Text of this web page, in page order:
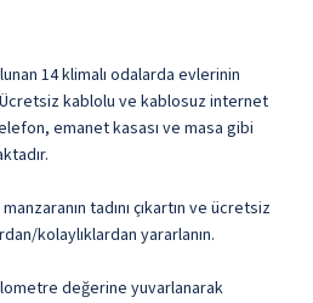
14 klimalı odalarda evlerinin
kablolu ve kablosuz internet
emanet kasası ve masa gibi
tadını çıkartın ve ücretsiz
kolaylıklardan yararlanın.
değerine yuvarlanarak